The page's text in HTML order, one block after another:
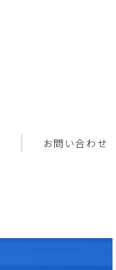
お問い合わせ